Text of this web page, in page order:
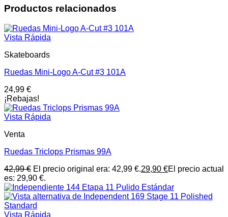
Productos relacionados
Vista Rápida
Skateboards
Ruedas Mini-Logo A-Cut #3 101A
24,99 €
¡Rebajas!
Vista Rápida
Venta
Ruedas Triclops Prismas 99A
42,99€ El precio original era: 42,99 €.29,90 €El precio actual
es: 29,90 €.
Vista Rápida